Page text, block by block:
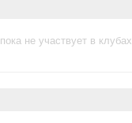
пока не участвует в клубах